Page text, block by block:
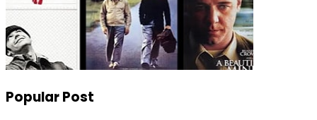
Popular Post